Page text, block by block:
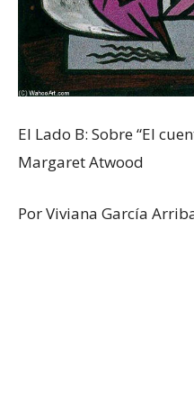
El Lado B: Sobre “El
Margaret Atwood
Por Viviana García